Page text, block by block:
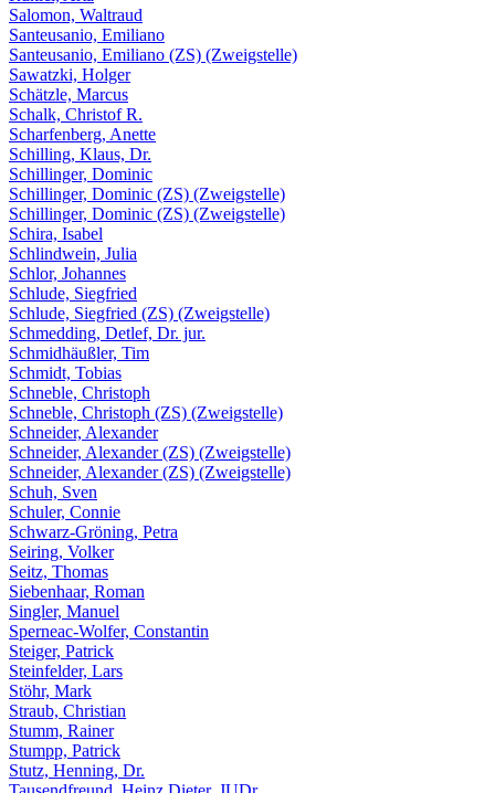
Salomon, Waltraud
Santeusanio, Emiliano
Santeusanio, Emiliano (ZS) (Zweigstelle)
Sawatzki, Holger
Schätzle, Marcus
Schalk, Christof R.
Scharfenberg, Anette
Schilling, Klaus, Dr.
Schillinger, Dominic
Schillinger, Dominic (ZS) (Zweigstelle)
Schillinger, Dominic (ZS) (Zweigstelle)
Schira, Isabel
Schlindwein, Julia
Schlor, Johannes
Schlude, Siegfried
Schlude, Siegfried (ZS) (Zweigstelle)
Schmedding, Detlef, Dr. jur.
Schmidhäußler, Tim
Schmidt, Tobias
Schneble, Christoph
Schneble, Christoph (ZS) (Zweigstelle)
Schneider, Alexander
Schneider, Alexander (ZS) (Zweigstelle)
Schneider, Alexander (ZS) (Zweigstelle)
Schuh, Sven
Schuler, Connie
Schwarz-Gröning, Petra
Seiring, Volker
Seitz, Thomas
Siebenhaar, Roman
Singler, Manuel
Sperneac-Wolfer, Constantin
Steiger, Patrick
Steinfelder, Lars
Stöhr, Mark
Straub, Christian
Stumm, Rainer
Stumpp, Patrick
Stutz, Henning, Dr.